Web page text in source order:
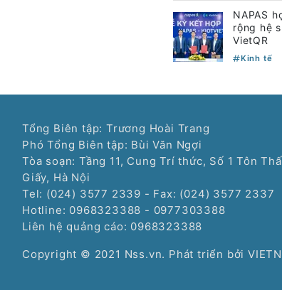
NAPAS
rộng hệ
VietQR
Kinh tế
Tổng Biên tập: Trương Hoài Trang
Phó Tổng Biên tập: Bùi Văn Ngợi
Tòa soạn: Tầng 11, Cung Trí thức, Số 1 Tôn
Giấy, Hà Nội
Tel: (024) 3577 2339 - Fax: (024) 3577 2337
Hotline: 0968323388 - 0977303388
Liên hệ quảng cáo: 0968323388
Copyright © 2021 Nss.vn. Phát triển bởi